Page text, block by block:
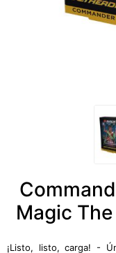
Magic
¡Listo, listo, carga! -